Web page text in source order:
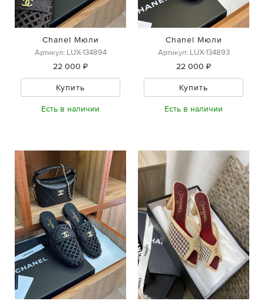
Chanel Мюли
Артикул: LUX-134894
22 000 ₽
Купить
Есть в наличии
Chanel Мюли
Артикул: LUX-134893
22 000 ₽
Купить
Есть в наличии